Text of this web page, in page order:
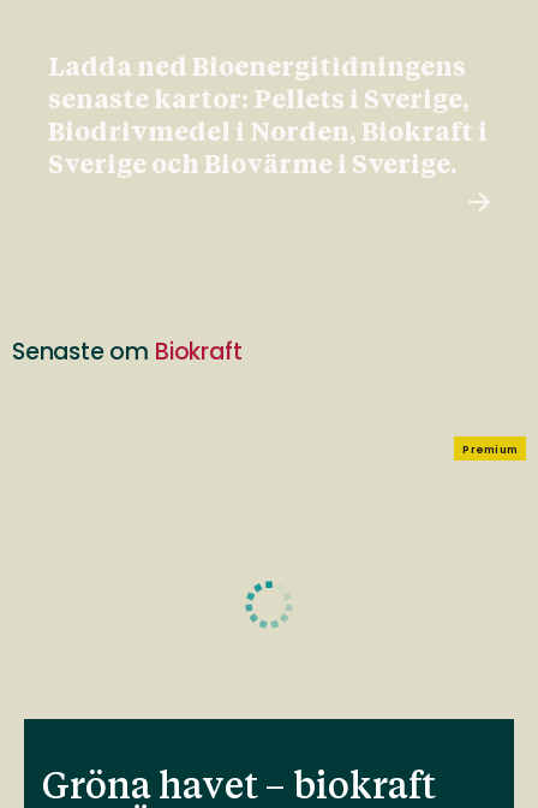
Ladda ned Bioenergitidningens
senaste kartor: Pellets i Sverige,
Biodrivmedel i Norden, Biokraft i
Sverige och Biovärme i Sverige.
Senaste om Biokraft
Premium
Gröna havet – biokraft